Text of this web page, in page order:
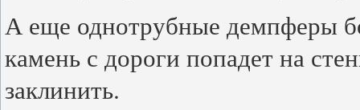
А еще однотрубные демпферы
камень с дороги попадет на
заклинить.